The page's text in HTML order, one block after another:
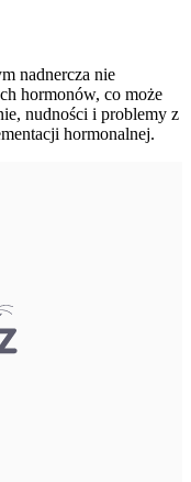
nadnercza nie
hormonów, co może
nudności i problemy z
hormonalnej.